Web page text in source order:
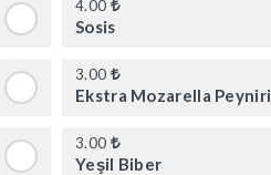
4.00
Sosis
3.00
Ekstra Mozarella Peyniri
3.00
Yeşil Biber